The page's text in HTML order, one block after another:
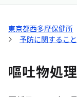
東京都西多摩保健所
予防に関すること
嘔吐物処